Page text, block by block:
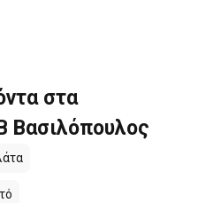
στα
Βασιλόπουλος